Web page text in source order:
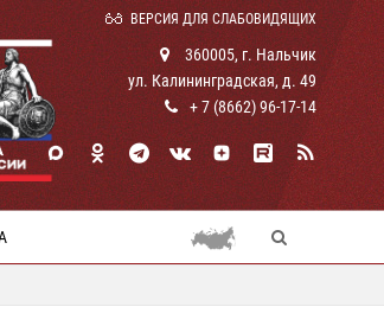
ВЕРСИЯ ДЛЯ СЛАБОВИДЯЩИХ
360005, г. Нальчик
ул. Калининградская, д. 49
+ 7 (8662) 96-17-14